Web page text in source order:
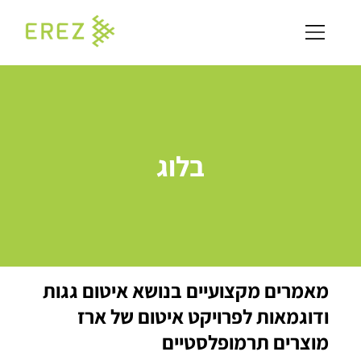
בלוג
מאמרים מקצועיים בנושא איטום גגות
ודוגמאות לפרויקט איטום של ארז
מוצרים תרמופלסטיים